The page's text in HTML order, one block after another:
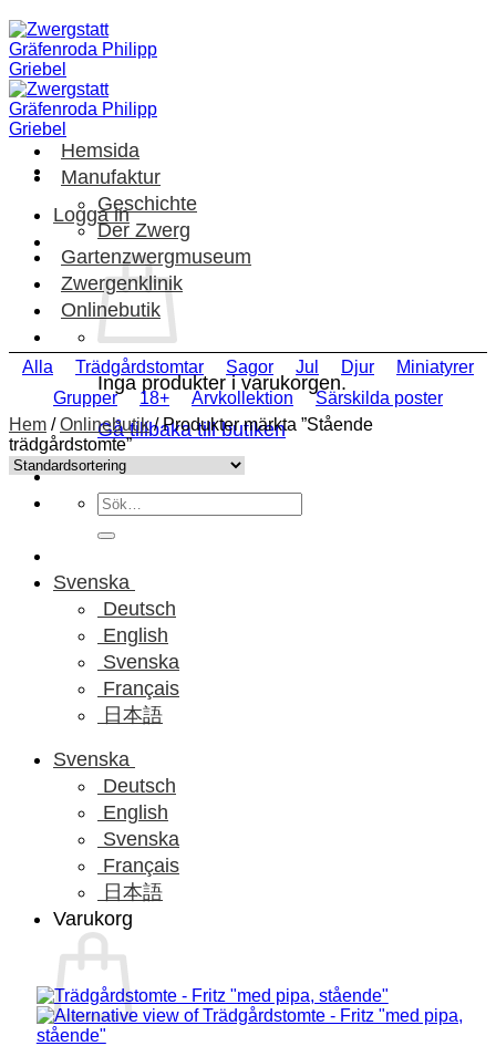
Skip
to
content
Logga in
Inga produkter i varukorgen.
Gå tillbaka till butiken
Sök
efter:
Svenska
Deutsch
English
Svenska
Français
日本語
Svenska
Deutsch
English
Svenska
Français
日本語
Varukorg
Hemsida
Manufaktur
Geschichte
Der Zwerg
Gartenzwergmuseum
Zwergenklinik
Onlinebutik
Alla Trädgårdstomtar Sagor Jul Djur
Miniatyrer
Grupper
18+ Arvkollektion
Särskilda poster
Hem / Onlinebutik /Produkter märkta ”Stående
trädgårdstomte”